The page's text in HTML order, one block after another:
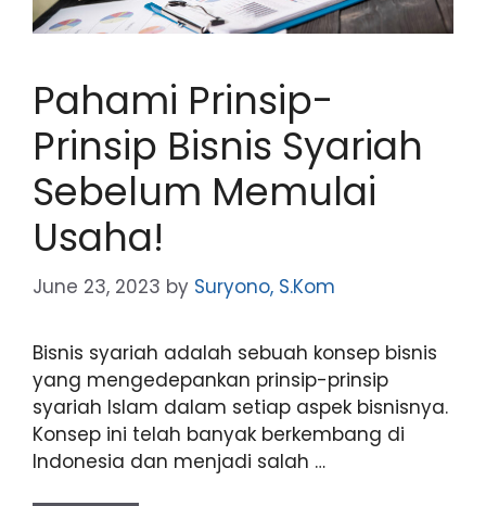
Pahami Prinsip-
Prinsip Bisnis Syariah
Sebelum Memulai
Usaha!
June 23, 2023 by Suryono, S.Kom
Bisnis syariah adalah sebuah konsep bisnis
yang mengedepankan prinsip-prinsip
syariah Islam dalam setiap aspek bisnisnya.
Konsep ini telah banyak berkembang di
Indonesia dan menjadi salah …